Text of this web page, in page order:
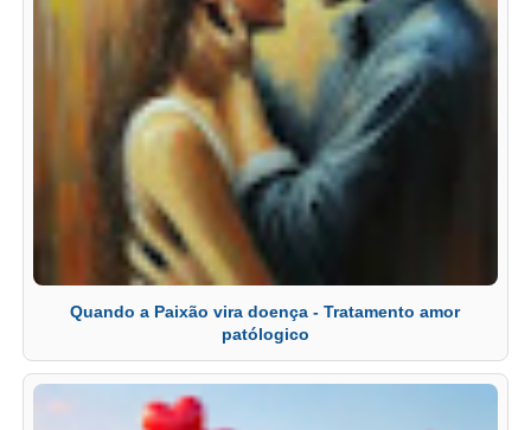
Quando a Paixão vira doença - Tratamento amor
patólogico